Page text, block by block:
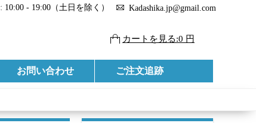
10:00 - 19:00（土日を除く） Kadashika.jp@gmail.com
カートを見る:0 円
お問い合わせ ご注文追跡